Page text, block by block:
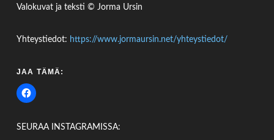
Valokuvat ja teksti © Jorma Ursin
Yhteystiedot: https://www.jormaursin.net/yhteystiedot/
JAA TÄMÄ:
SEURAA INSTAGRAMISSA: